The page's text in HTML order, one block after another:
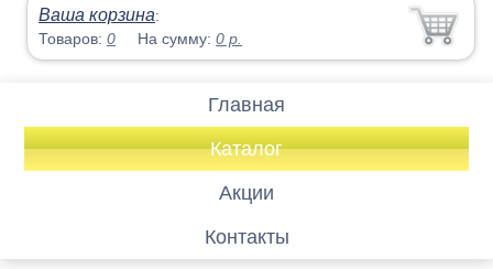
Ваша корзина:
Товаров:0 На сумму:0 р.
Главная
Каталог
Акции
Контакты